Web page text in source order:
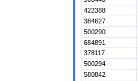
422388
384627
500290
684891
378117
500294
580842